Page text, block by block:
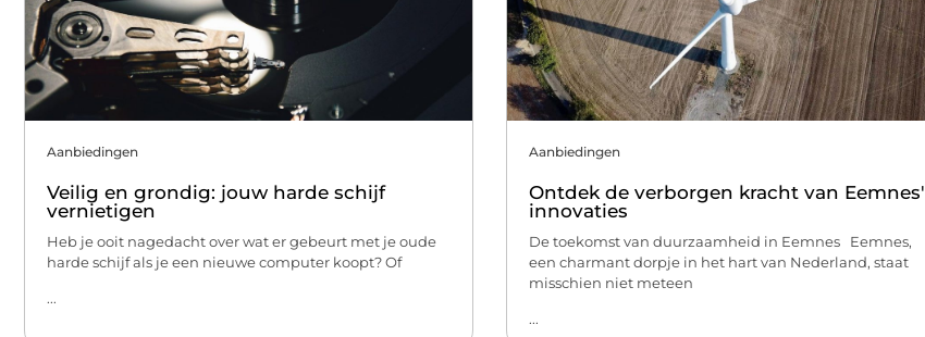
Aanbiedingen
Veilig en grondig: jouw harde schijf
vernietigen
Heb je ooit nagedacht over wat er gebeurt met je oude
harde schijf als je een nieuwe computer koopt? Of
...
Aanbiedingen
Ontdek de verborgen kracht van Eemnes'
innovaties
De toekomst van duurzaamheid in Eemnes Eemnes,
een charmant dorpje in het hart van Nederland, staat
misschien niet meteen
...